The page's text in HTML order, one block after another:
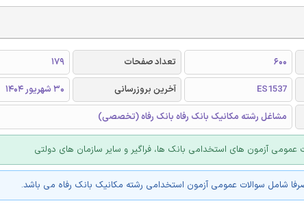
600 تعداد صفحات
179
ES1537 آخرین بروزرسانی
30 شهریور 1404
مشاغل رشته مکانیک بانک رفاه بانک رفاه (تخصصی)
آزمون های استخدامی بانک ها، فراگیر و سایر سازمان های دولتی
شامل سوالات عمومی آزمون استخدامی رشته مکانیک بانک رفاه می باشد.